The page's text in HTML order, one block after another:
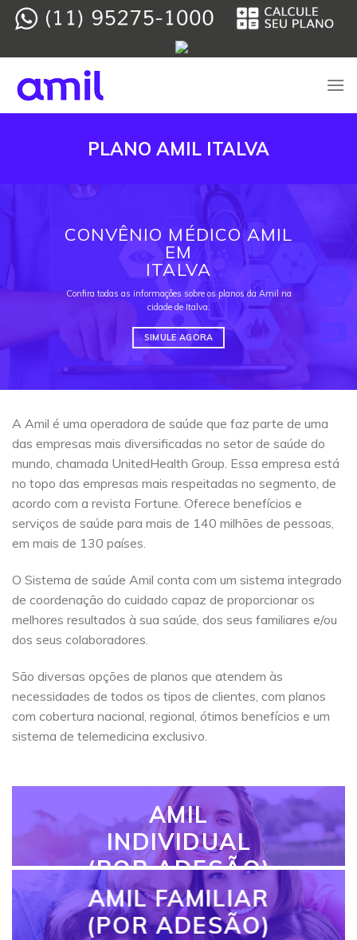
Skip
PLANO AMIL ITALVA
CONVÊNIO MÉDICO AMIL
EM
ITALVA
Confira todas as informações sobre os planos da Amil na
cidade de Italva.
SIMULE AGORA
A Amil é uma operadora de saúde que faz parte de uma
das empresas mais diversificadas no setor de saúde do
mundo, chamada UnitedHealth Group. Essa empresa está
no topo das empresas mais respeitadas no segmento, de
acordo com a revista Fortune. Oferece benefícios e
serviços de saúde para mais de 140 milhões de pessoas,
em mais de 130 países.
O Sistema de saúde Amil conta com um sistema integrado
de coordenação do cuidado capaz de proporcionar os
melhores resultados à sua saúde, dos seus familiares e/ou
dos seus colaboradores.
São diversas opções de planos que atendem às
necessidades de todos os tipos de clientes, com planos
com cobertura nacional, regional, ótimos benefícios e um
sistema de telemedicina exclusivo.
AMIL
INDIVIDUAL
(POR ADESÃO)
AMIL FAMILIAR
(POR ADESÃO)